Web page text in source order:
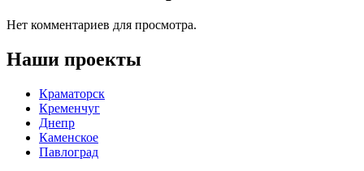
Нет комментариев для просмотра.
Наши проекты
Краматорск
Кременчуг
Днепр
Каменское
Павлоград